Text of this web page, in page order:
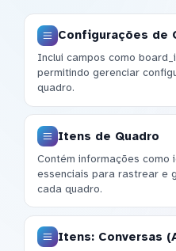
Configurações de
Inclui campos como
permitindo gerenciar
quadro.
Itens de Quadro
Contém informações como
essenciais para rastrear e
cada quadro.
Itens: Conversas